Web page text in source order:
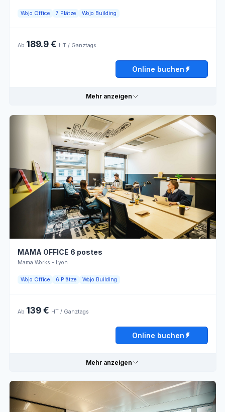
Wojo Office 7 Plätze Wojo Building
Ab 189.9 € HT / Ganztags
Online buchen
Mehr anzeigen
Praktische Informationen
Externer
Verkauf
Klimaanlage
WLAN Restaurant
Bar Drucker
Lumière
naturelle
08:00 - 13:00 13:00 - 18:00
08:00 - 13:00
08:00 - 13:00 13:00 - 18:00
MAMA OFFICE 6 postes
Mama Works - Lyon
Wojo Office 6 Plätze Wojo Building
Ab 139 € HT / Ganztags
Online buchen
Mehr anzeigen